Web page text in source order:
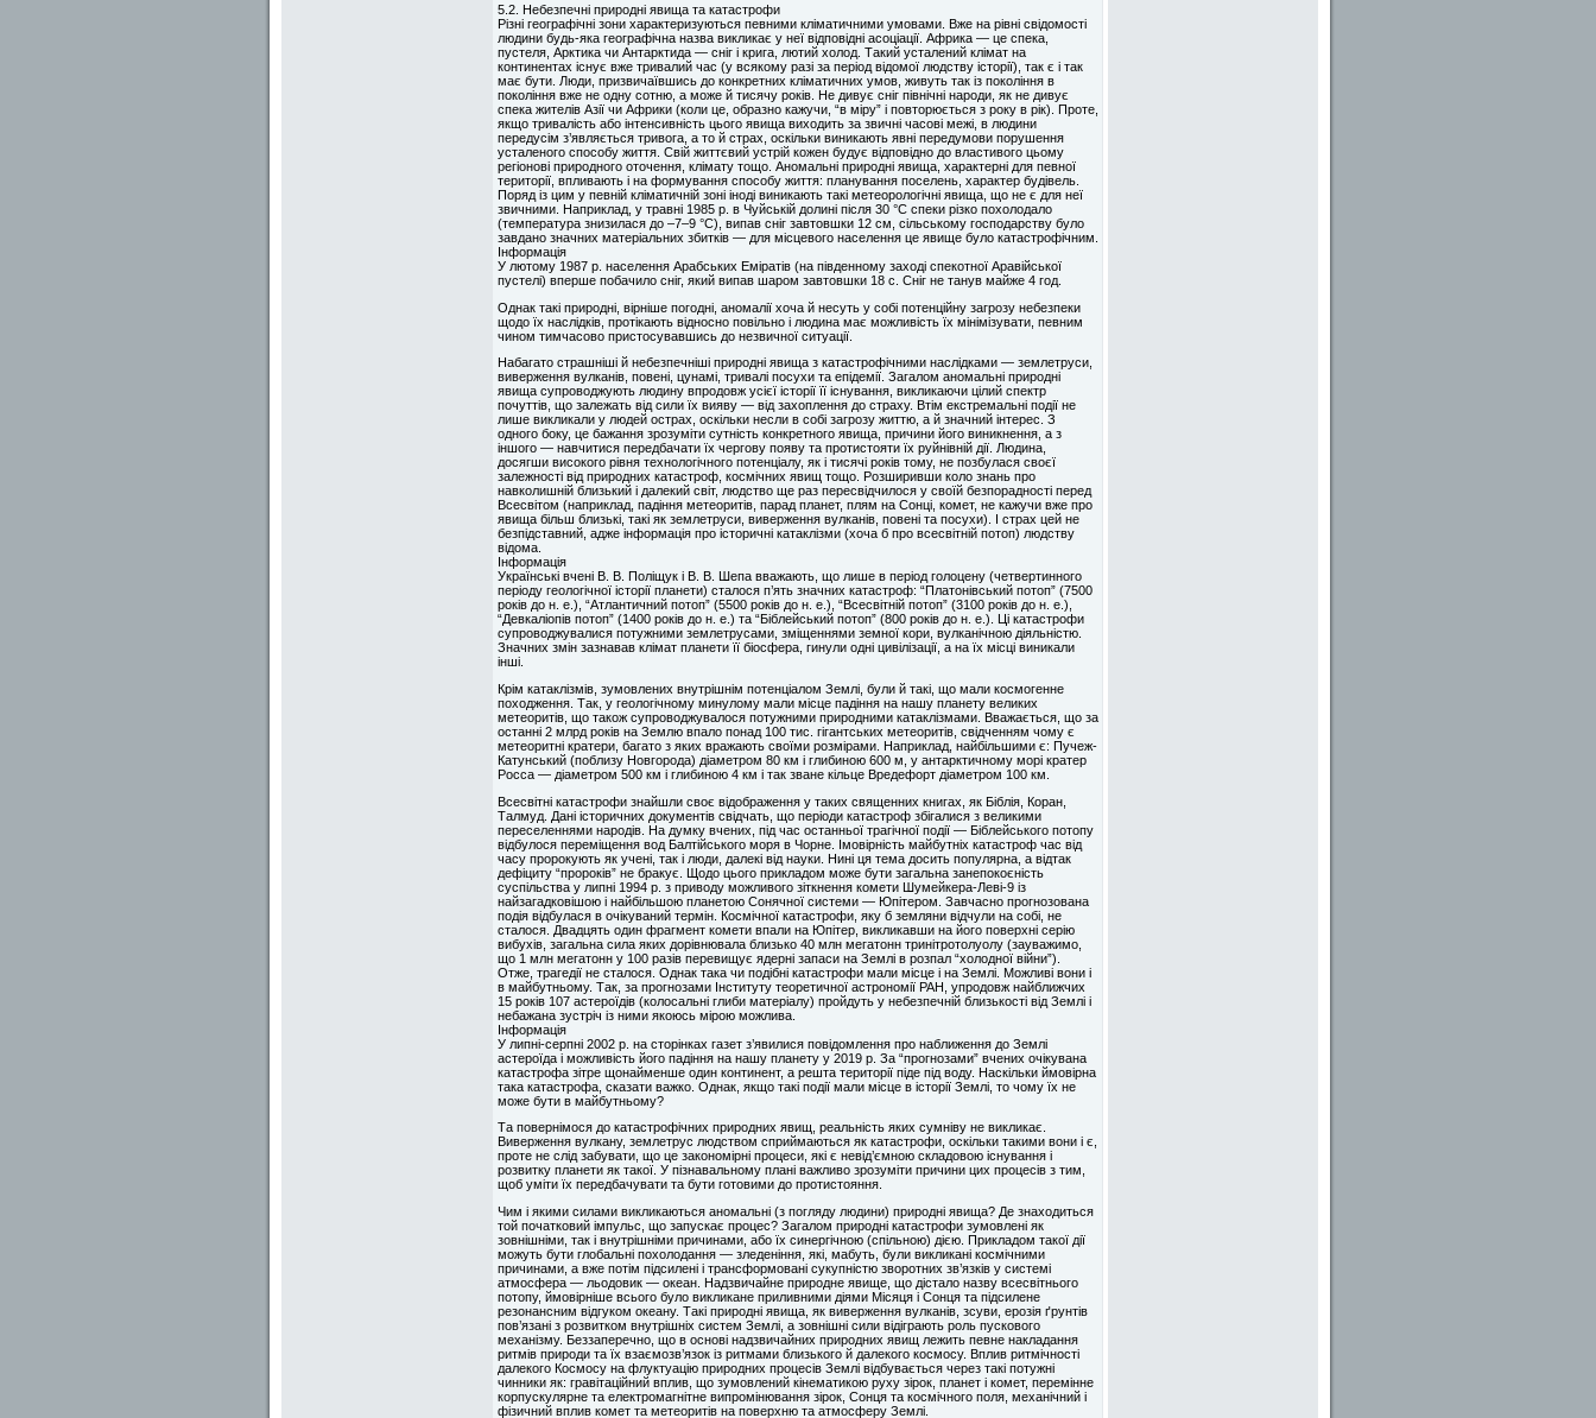
5.2. Небезпечні природні явища та катастрофи
Різні географічні зони характеризуються певними кліматичними умовами. Вже на рівні свідомості
людини будь-яка географічна назва викликає у неї відповідні асоціації. Африка — це спека,
пустеля, Арктика чи Антарктида — сніг і крига, лютий холод. Такий усталений клімат на
континентах існує вже тривалий час (у всякому разі за період відомої людству історії), так є і так
має бути. Люди, призвичаївшись до конкретних кліматичних умов, живуть так із покоління в
покоління вже не одну сотню, а може й тисячу років. Не дивує сніг північні народи, як не дивує
спека жителів Азії чи Африки (коли це, образно кажучи, “в міру” і повторюється з року в рік). Проте,
якщо тривалість або інтенсивність цього явища виходить за звичні часові межі, в людини
передусім з’являється тривога, а то й страх, оскільки виникають явні передумови порушення
усталеного способу життя. Свій життєвий устрій кожен будує відповідно до властивого цьому
регіонові природного оточення, клімату тощо. Аномальні природні явища, характерні для певної
території, впливають і на формування способу життя: планування поселень, характер будівель.
Поряд із цим у певній кліматичній зоні іноді виникають такі метеорологічні явища, що не є для неї
звичними. Наприклад, у травні 1985 р. в Чуйській долині після 30 °С спеки різко похолодало
(температура знизилася до –7–9 °С), випав сніг завтовшки 12 см, сільському господарству було
завдано значних матеріальних збитків — для місцевого населення це явище було катастрофічним.
Інформація
У лютому 1987 р. населення Арабських Еміратів (на південному заході спекотної Аравійської
пустелі) вперше побачило сніг, який випав шаром завтовшки 18 с. Сніг не танув майже 4 год.
Однак такі природні, вірніше погодні, аномалії хоча й несуть у собі потенційну загрозу небезпеки
щодо їх наслідків, протікають відносно повільно і людина має можливість їх мінімізувати, певним
чином тимчасово пристосувавшись до незвичної ситуації.
Набагато страшніші й небезпечніші природні явища з катастрофічними наслідками — землетруси,
виверження вулканів, повені, цунамі, тривалі посухи та епідемії. Загалом аномальні природні
явища супроводжують людину впродовж усієї історії її існування, викликаючи цілий спектр
почуттів, що залежать від сили їх вияву — від захоплення до страху. Втім екстремальні події не
лише викликали у людей острах, оскільки несли в собі загрозу життю, а й значний інтерес. З
одного боку, це бажання зрозуміти сутність конкретного явища, причини його виникнення, а з
іншого — навчитися передбачати їх чергову появу та протистояти їх руйнівній дії. Людина,
досягши високого рівня технологічного потенціалу, як і тисячі років тому, не позбулася своєї
залежності від природних катастроф, космічних явищ тощо. Розширивши коло знань про
навколишній близький і далекий світ, людство ще раз пересвідчилося у своїй безпорадності перед
Всесвітом (наприклад, падіння метеоритів, парад планет, плям на Сонці, комет, не кажучи вже про
явища більш близькі, такі як землетруси, виверження вулканів, повені та посухи). І страх цей не
безпідставний, адже інформація про історичні катаклізми (хоча б про всесвітній потоп) людству
відома.
Інформація
Українські вчені В. В. Поліщук і В. В. Шепа вважають, що лише в період голоцену (четвертинного
періоду геологічної історії планети) сталося п’ять значних катастроф: “Платонівський потоп” (7500
років до н. е.), “Атлантичний потоп” (5500 років до н. е.), “Всесвітній потоп” (3100 років до н. е.),
“Девкаліопів потоп” (1400 років до н. е.) та “Біблейський потоп” (800 років до н. е.). Ці катастрофи
супроводжувалися потужними землетрусами, зміщеннями земної кори, вулканічною діяльністю.
Значних змін зазнавав клімат планети її біосфера, гинули одні цивілізації, а на їх місці виникали
інші.
Крім катаклізмів, зумовлених внутрішнім потенціалом Землі, були й такі, що мали космогенне
походження. Так, у геологічному минулому мали місце падіння на нашу планету великих
метеоритів, що також супроводжувалося потужними природними катаклізмами. Вважається, що за
останні 2 млрд років на Землю впало понад 100 тис. гігантських метеоритів, свідченням чому є
метеоритні кратери, багато з яких вражають своїми розмірами. Наприклад, найбільшими є: Пучеж-
Катунський (поблизу Новгорода) діаметром 80 км і глибиною 600 м, у антарктичному морі кратер
Росса — діаметром 500 км і глибиною 4 км і так зване кільце Вредефорт діаметром 100 км.
Всесвітні катастрофи знайшли своє відображення у таких священних книгах, як Біблія, Коран,
Талмуд. Дані історичних документів свідчать, що періоди катастроф збігалися з великими
переселеннями народів. На думку вчених, під час останньої трагічної події — Біблейського потопу
відбулося переміщення вод Балтійського моря в Чорне. Імовірність майбутніх катастроф час від
часу пророкують як учені, так і люди, далекі від науки. Нині ця тема досить популярна, а відтак
дефіциту “пророків” не бракує. Щодо цього прикладом може бути загальна занепокоєність
суспільства у липні 1994 р. з приводу можливого зіткнення комети Шумейкера-Леві-9 із
найзагадковішою і найбільшою планетою Сонячної системи — Юпітером. Завчасно прогнозована
подія відбулася в очікуваний термін. Космічної катастрофи, яку б земляни відчули на собі, не
сталося. Двадцять один фрагмент комети впали на Юпітер, викликавши на його поверхні серію
вибухів, загальна сила яких дорівнювала близько 40 млн мегатонн тринітротолуолу (зауважимо,
що 1 млн мегатонн у 100 разів перевищує ядерні запаси на Землі в розпал “холодної війни”).
Отже, трагедії не сталося. Однак така чи подібні катастрофи мали місце і на Землі. Можливі вони і
в майбутньому. Так, за прогнозами Інституту теоретичної астрономії РАН, упродовж найближчих
15 років 107 астероїдів (колосальні глиби матеріалу) пройдуть у небезпечній близькості від Землі і
небажана зустріч із ними якоюсь мірою можлива.
Інформація
У липні-серпні 2002 р. на сторінках газет з’явилися повідомлення про наближення до Землі
астероїда і можливість його падіння на нашу планету у 2019 р. За “прогнозами” вчених очікувана
катастрофа зітре щонайменше один континент, а решта території піде під воду. Наскільки ймовірна
така катастрофа, сказати важко. Однак, якщо такі події мали місце в історії Землі, то чому їх не
може бути в майбутньому?
Та повернімося до катастрофічних природних явищ, реальність яких сумніву не викликає.
Виверження вулкану, землетрус людством сприймаються як катастрофи, оскільки такими вони і є,
проте не слід забувати, що це закономірні процеси, які є невід’ємною складовою існування і
розвитку планети як такої. У пізнавальному плані важливо зрозуміти причини цих процесів з тим,
щоб уміти їх передбачувати та бути готовими до протистояння.
Чим і якими силами викликаються аномальні (з погляду людини) природні явища? Де знаходиться
той початковий імпульс, що запускає процес? Загалом природні катастрофи зумовлені як
зовнішніми, так і внутрішніми причинами, або їх синергічною (спільною) дією. Прикладом такої дії
можуть бути глобальні похолодання — зледеніння, які, мабуть, були викликані космічними
причинами, а вже потім підсилені і трансформовані сукупністю зворотних зв’язків у системі
атмосфера — льодовик — океан. Надзвичайне природне явище, що дістало назву всесвітнього
потопу, ймовірніше всього було викликане приливними діями Місяця і Сонця та підсилене
резонансним відгуком океану. Такі природні явища, як виверження вулканів, зсуви, ерозія ґрунтів
пов’язані з розвитком внутрішніх систем Землі, а зовнішні сили відіграють роль пускового
механізму. Беззаперечно, що в основі надзвичайних природних явищ лежить певне накладання
ритмів природи та їх взаємозв’язок із ритмами близького й далекого космосу. Вплив ритмічності
далекого Космосу на флуктуацію природних процесів Землі відбувається через такі потужні
чинники як: гравітаційний вплив, що зумовлений кінематикою руху зірок, планет і комет, перемінне
корпускулярне та електромагнітне випромінювання зірок, Сонця та космічного поля, механічний і
фізичний вплив комет та метеоритів на поверхню та атмосферу Землі.